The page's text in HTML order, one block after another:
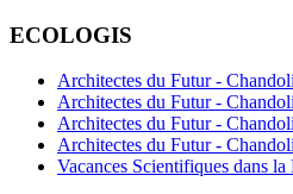
ECOLOGIS
Architectes du Futur -
Architectes du Futur -
Architectes du Futur -
Architectes du Futur -
Vacances Scientifiques dans la